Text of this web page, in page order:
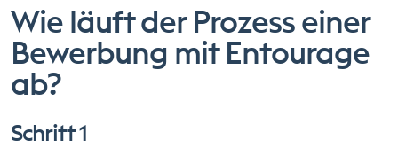
Wie läuft der Prozess einer
Bewerbung mit Entourage
ab?
Schritt 1